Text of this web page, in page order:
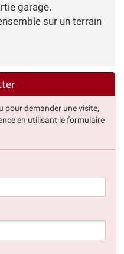
garage.
sur un terrain
pour demander une visite,
en utilisant le formulaire